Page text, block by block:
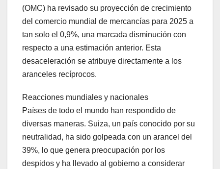
(OMC) ha revisado su proyección de crecimiento
del comercio mundial de mercancías para 2025 a
tan solo el 0,9%, una marcada disminución con
respecto a una estimación anterior. Esta
desaceleración se atribuye directamente a los
aranceles recíprocos.
Reacciones mundiales y nacionales
Países de todo el mundo han respondido de
diversas maneras. Suiza, un país conocido por su
neutralidad, ha sido golpeada con un arancel del
39%, lo que genera preocupación por los
despidos y ha llevado al gobierno a considerar